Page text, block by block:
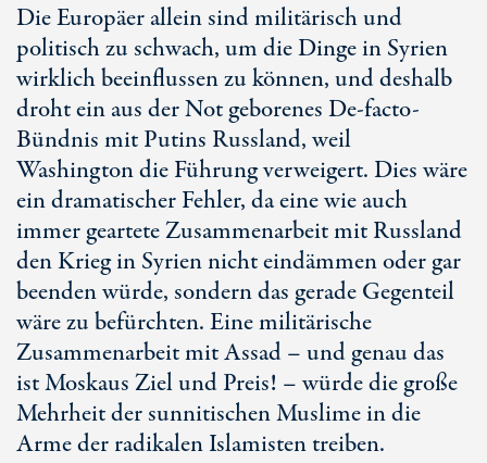
Die Europäer allein sind militärisch und
politisch zu schwach, um die Dinge in Syrien
wirklich beeinflussen zu können, und deshalb
droht ein aus der Not geborenes De-facto-
Bündnis mit Putins Russland, weil
Washington die Führung verweigert. Dies wäre
ein dramatischer Fehler, da eine wie auch
immer geartete Zusammenarbeit mit Russland
den Krieg in Syrien nicht eindämmen oder gar
beenden würde, sondern das gerade Gegenteil
wäre zu befürchten. Eine militärische
Zusammenarbeit mit Assad – und genau das
ist Moskaus Ziel und Preis! – würde die große
Mehrheit der sunnitischen Muslime in die
Arme der radikalen Islamisten treiben.